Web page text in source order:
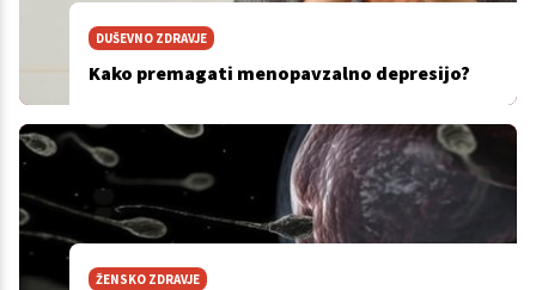
DUŠEVNO ZDRAVJE
Kako premagati menopavzalno depresijo?
ŽENSKO ZDRAVJE